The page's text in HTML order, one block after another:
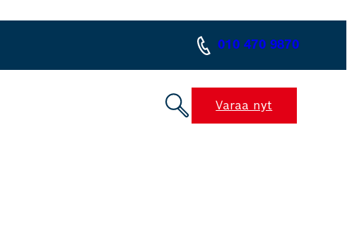
010 470 9870
Varaa nyt